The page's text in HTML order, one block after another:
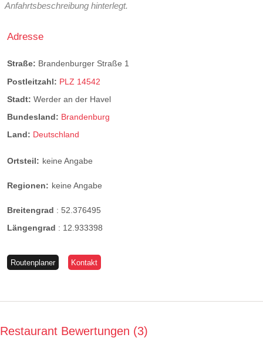
Anfahrtsbeschreibung hinterlegt.
Adresse
Straße: Brandenburger Straße 1
Postleitzahl: PLZ 14542
Stadt: Werder an der Havel
Bundesland: Brandenburg
Land: Deutschland
Ortsteil: keine Angabe
Regionen: keine Angabe
Breitengrad : 52.376495
Längengrad : 12.933398
Routenplaner Kontakt
Restaurant Bewertungen 3